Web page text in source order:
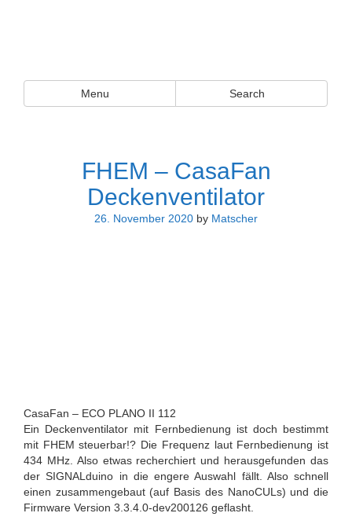
Matschers Blog
Menu Search
FHEM – CasaFan
Deckenventilator
26. November 2020 by Matscher
CasaFan – ECO PLANO II 112
Ein Deckenventilator mit Fernbedienung ist doch bestimmt
mit FHEM steuerbar!? Die Frequenz laut Fernbedienung ist
434 MHz. Also etwas recherchiert und herausgefunden das
der SIGNALduino in die engere Auswahl fällt. Also schnell
einen zusammengebaut (auf Basis des NanoCULs) und die
Firmware Version 3.3.4.0-dev200126 geflasht.